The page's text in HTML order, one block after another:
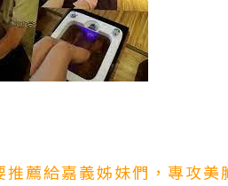
推薦給嘉義姊妹們，專攻